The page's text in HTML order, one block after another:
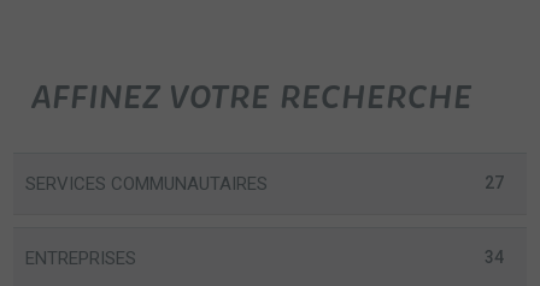
AFFINEZ VOTRE RECHERCHE
SERVICES COMMUNAUTAIRES 27
ENTREPRISES 34